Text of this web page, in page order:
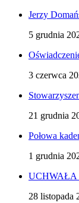
Jerzy
5 grudnia
3 czerwca
21 grudnia
Połowa
1 grudnia
UCHWAŁA
28 listopada